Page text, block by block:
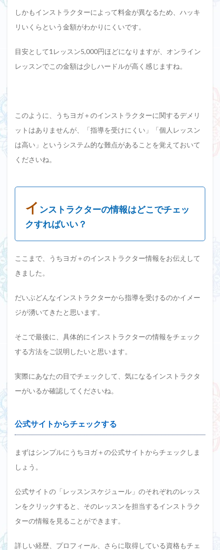
しかもインストラクターによって料金が異なるため、ハッキ
リいくらという金額がわかりにくいです。
目安として1レッスン5,000円ほどになりますが、オンライン
レッスンでこの金額は少しハードルが高く感じますね。
このように、うちヨガ＋のインストラクターに関するデメリ
ットはありませんが、「指導を受けにくい」「個人レッスン
は高い」というシステム的な難点があることを覚えておいて
くださいね。
イ ンストラクターの情報はどこでチェッ
クすればいい？
ここまで、うちヨガ＋のインストラクター情報をお伝えして
きました。
だいぶどんなインストラクターから指導を受けるのかイメー
ジが湧いてきたと思います。
そこで最後に、具体的にインストラクターの情報をチェック
する方法をご説明したいと思います。
実際にあなたの目でチェックして、気になるインストラクタ
ーがいるか確認してくださいね。
公式サイトからチェックする
まずはシンプルにうちヨガ＋の公式サイトからチェックしま
しょう。
公式サイトの「レッスンスケジュール」のそれぞれのレッス
ンをクリックすると、そのレッスンを担当するインストラク
ターの情報を見ることができます。
詳しい経歴、プロフィール、さらに取得している資格もチェ